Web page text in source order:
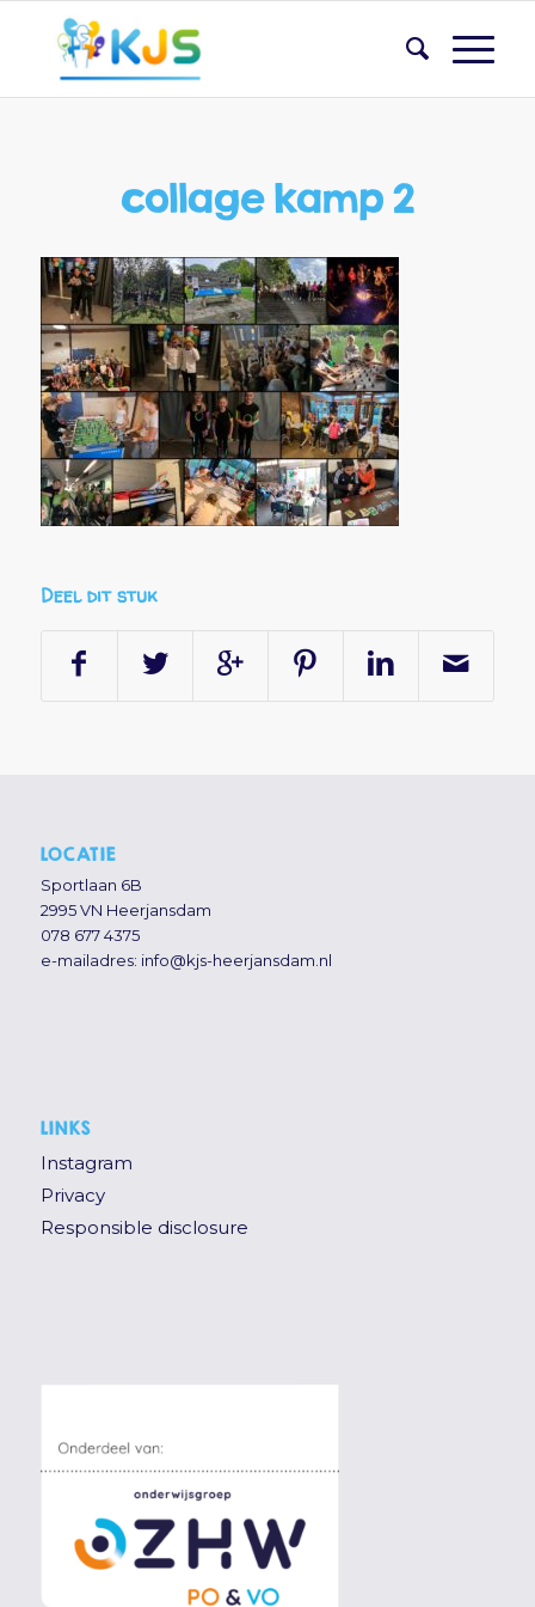
collage kamp 2
Deel dit stuk
LOCATIE
Sportlaan 6B
2995 VN Heerjansdam
078 677 4375
e-mailadres: info@kjs-heerjansdam.nl
LINKS
Instagram
Privacy
Responsible disclosure